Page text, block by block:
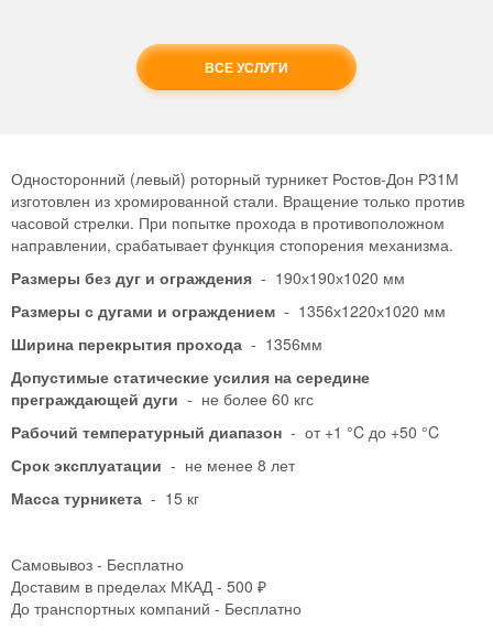
ВСЕ УСЛУГИ
Односторонний (левый) роторный турникет Ростов-Дон Р31М
изготовлен из хромированной стали. Вращение только против
часовой стрелки. При попытке прохода в противоположном
направлении, срабатывает функция стопорения механизма.
Размеры без дуг и ограждения - 190х190х1020 мм
Размеры с дугами и ограждением - 1356х1220х1020 мм
Ширина перекрытия прохода - 1356мм
Допустимые статические усилия на середине
преграждающей дуги - не более 60 кгс
Рабочий температурный диапазон - от +1 °C до +50 °C
Срок эксплуатации - не менее 8 лет
Масса турникета - 15 кг
Самовывоз - Бесплатно
Доставим в пределах МКАД - 500 ₽
До транспортных компаний - Бесплатно